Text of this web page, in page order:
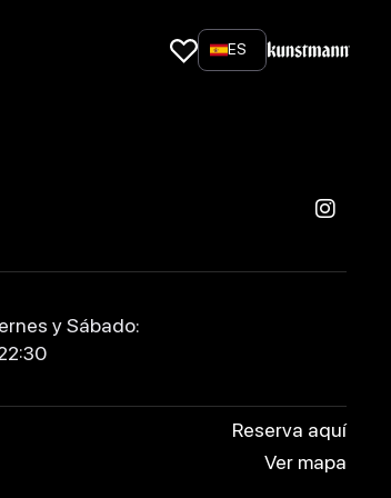
ES
y Sábado:
Reserva aquí
Ver mapa